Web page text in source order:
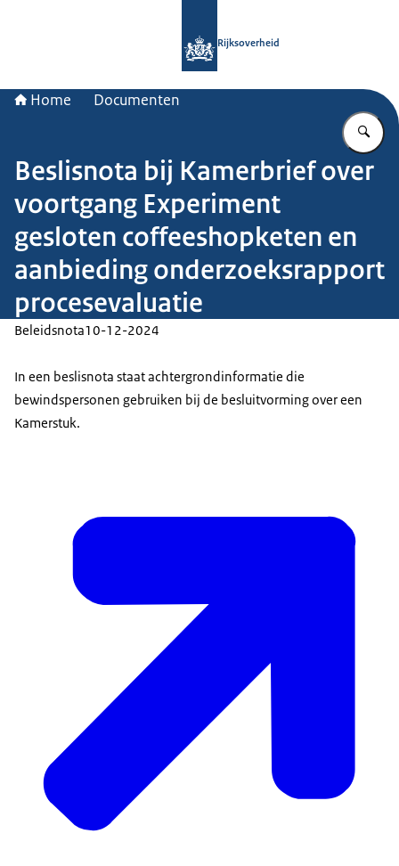
Rijksoverheid
Home Documenten
Beslisnota bij Kamerbrief over
voortgang Experiment
gesloten coffeeshopketen en
aanbieding onderzoeksrapport
procesevaluatie
Beleidsnota10-12-2024
In een beslisnota staat achtergrondinformatie die
bewindspersonen gebruiken bij de besluitvorming over een
Kamerstuk.